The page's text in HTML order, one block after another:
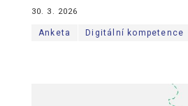
30. 3. 2026
Anketa Digitální kompetence